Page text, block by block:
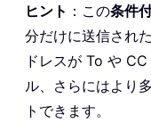
ヒント ：この条件
分だけに送信され
ドレスが To や
ル、さらにはより
トできます。